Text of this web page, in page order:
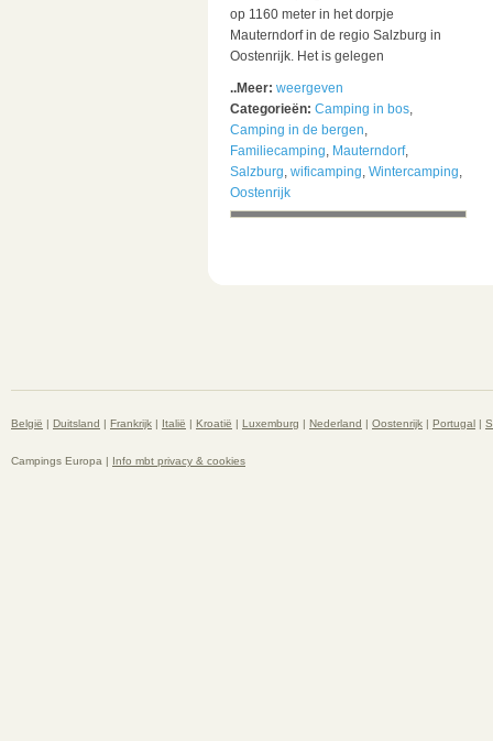
op 1160 meter in het dorpje
Mauterndorf in de regio Salzburg in
Oostenrijk. Het is gelegen
..Meer: weergeven
Categorieën: Camping in bos,
Camping in de bergen,
Familiecamping, Mauterndorf,
Salzburg, wificamping, Wintercamping,
Oostenrijk
België | Duitsland | Frankrijk | Italië | Kroatië | Luxemburg | Nederland | Oostenrijk | Portugal |
Campings Europa | Info mbt privacy & cookies